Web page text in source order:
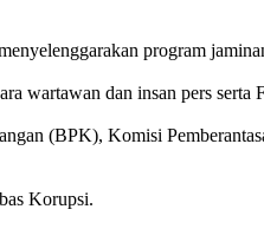
program
wartawan dan insan pers
(BPK), Komisi
Korupsi.